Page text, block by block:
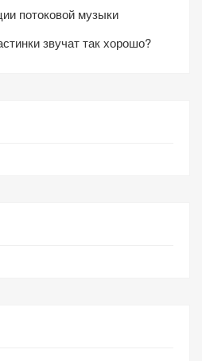
потоковой музыки
звучат так хорошо?